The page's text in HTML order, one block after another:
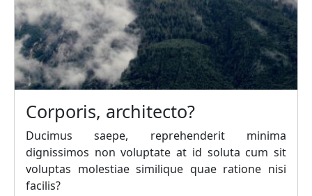
Corporis, architecto?
Ducimus saepe, reprehenderit minima
dignissimos non voluptate at id soluta cum sit
voluptas molestiae similique quae ratione nisi
facilis?